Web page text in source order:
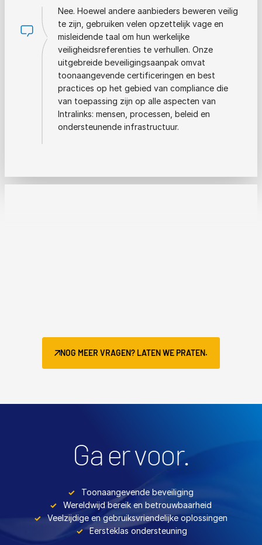
Nee. Hoewel andere aanbieders beweren veilig
te zijn, gebruiken velen opzettelijk vage en
misleidende taal om hun werkelijke
veiligheidsreferenties te verhullen. Onze
uitgebreide beveiligingsaanpak omvat
toonaangevende certificeringen en best
practices op het gebied van compliance die
van toepassing zijn op alle aspecten van
Intralinks: mensen, processen, beleid en
ondersteunende infrastructuur.
NOG MEER VRAGEN? LATEN WE PRATEN.
Ga er voor.
Toonaangevende beveiliging
Wereldwijd bereik en betrouwbaarheid
Veelzijdige en gebruiksvriendelijke oplossingen
Eersteklas ondersteuning